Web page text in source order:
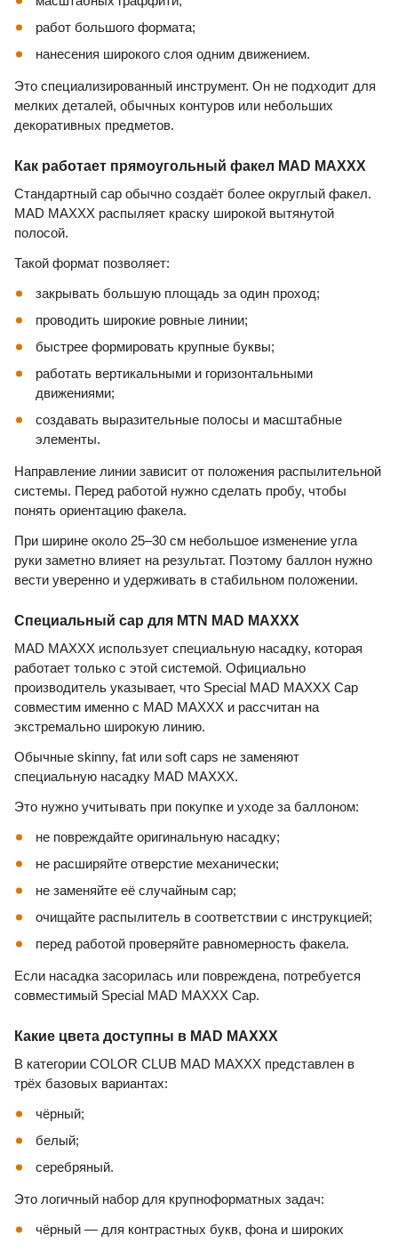
работ большого формата;
нанесения широкого слоя одним движением.
Это специализированный инструмент. Он не подходит для
мелких деталей, обычных контуров или небольших
декоративных предметов.
Как работает прямоугольный факел MAD MAXXX
Стандартный cap обычно создаёт более округлый факел.
MAD MAXXX распыляет краску широкой вытянутой
полосой.
Такой формат позволяет:
закрывать большую площадь за один проход;
проводить широкие ровные линии;
быстрее формировать крупные буквы;
работать вертикальными и горизонтальными
движениями;
создавать выразительные полосы и масштабные
элементы.
Направление линии зависит от положения распылительной
системы. Перед работой нужно сделать пробу, чтобы
понять ориентацию факела.
При ширине около 25–30 см небольшое изменение угла
руки заметно влияет на результат. Поэтому баллон нужно
вести уверенно и удерживать в стабильном положении.
Специальный cap для MTN MAD MAXXX
MAD MAXXX использует специальную насадку, которая
работает только с этой системой. Официально
производитель указывает, что Special MAD MAXXX Cap
совместим именно с MAD MAXXX и рассчитан на
экстремально широкую линию.
Обычные skinny, fat или soft caps не заменяют
специальную насадку MAD MAXXX.
Это нужно учитывать при покупке и уходе за баллоном:
не повреждайте оригинальную насадку;
не расширяйте отверстие механически;
не заменяйте её случайным cap;
очищайте распылитель в соответствии с инструкцией;
перед работой проверяйте равномерность факела.
Если насадка засорилась или повреждена, потребуется
совместимый Special MAD MAXXX Cap.
Какие цвета доступны в MAD MAXXX
В категории COLOR CLUB MAD MAXXX представлен в
трёх базовых вариантах:
чёрный;
белый;
серебряный.
Это логичный набор для крупноформатных задач:
чёрный — для контрастных букв, фона и широких